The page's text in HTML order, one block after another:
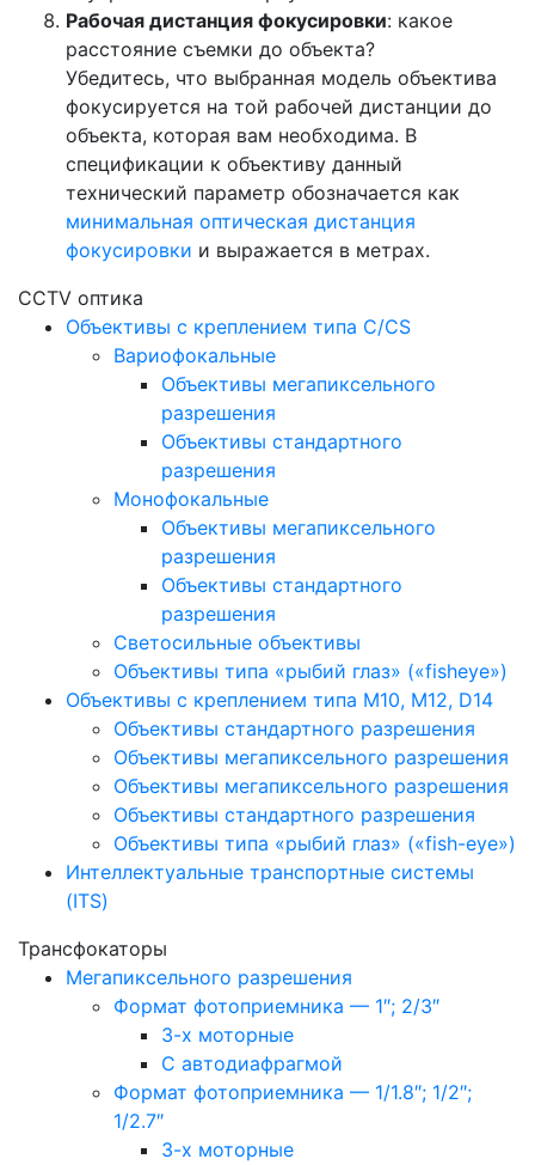
Рабочая дистанция фокусировки: какое
расстояние съемки до объекта?
Убедитесь, что выбранная модель объектива
фокусируется на той рабочей дистанции до
объекта, которая вам необходима. В
спецификации к объективу данный
технический параметр обозначается как
минимальная оптическая дистанция
фокусировки и выражается в метрах.
CCTV оптика
Объективы с креплением типа C/CS
Вариофокальные
Объективы мегапиксельного
разрешения
Объективы стандартного
разрешения
Монофокальные
Объективы мегапиксельного
разрешения
Объективы стандартного
разрешения
Светосильные объективы
Объективы типа «рыбий глаз» («fisheye»)
Объективы с креплением типа M10, M12, D14
Объективы стандартного разрешения
Объективы мегапиксельного разрешения
Объективы мегапиксельного разрешения
Объективы стандартного разрешения
Объективы типа «рыбий глаз» («fish-eye»)
Интеллектуальные транспортные системы
(ITS)
Трансфокаторы
Мегапиксельного разрешения
Формат фотоприемника — 1″; 2/3″
3-х моторные
С автодиафрагмой
Формат фотоприемника — 1/1.8″; 1/2″;
1/2.7″
3-х моторные